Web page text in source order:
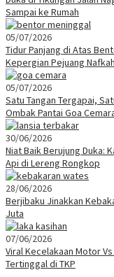
Sampai ke Rumah
05/07/2026
Tidur Panjang di Atas
Kepergian Pejuang Nafkah
05/07/2026
Satu Tangan Tergapai,
Ombak Pantai Goa
30/06/2026
Niat Baik Berujung Duka:
Api di Lereng Rongkop
28/06/2026
Berjibaku Jinakkan
Juta
07/06/2026
Viral Kecelakaan Motor
Tertinggal di TKP